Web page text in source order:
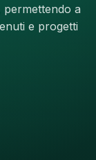
a
e progetti